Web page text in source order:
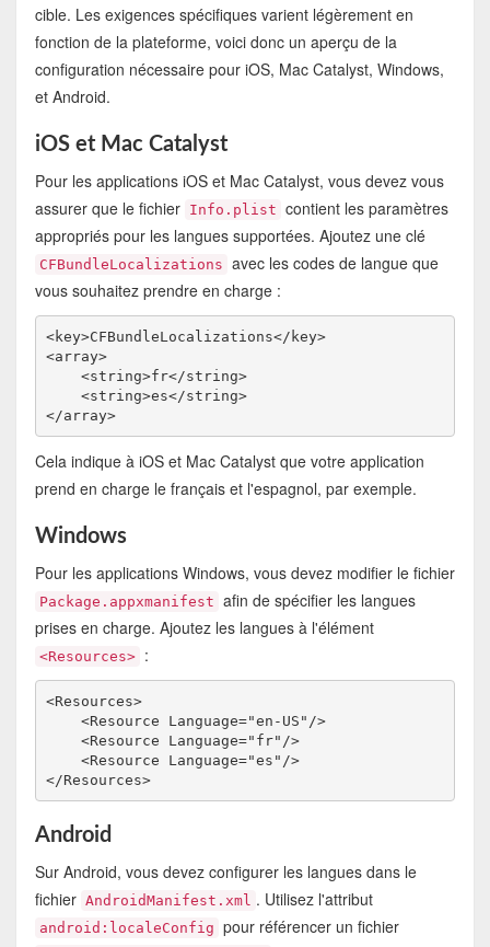
cible. Les exigences spécifiques varient légèrement en
fonction de la plateforme, voici donc un aperçu de la
configuration nécessaire pour iOS, Mac Catalyst, Windows,
et Android.
iOS et Mac Catalyst
Pour les applications iOS et Mac Catalyst, vous devez vous
assurer que le fichier Info.plist contient les paramètres
appropriés pour les langues supportées. Ajoutez une clé
CFBundleLocalizations avec les codes de langue que
vous souhaitez prendre en charge :
<key>CFBundleLocalizations</key>
<array>
    <string>fr</string>
    <string>es</string>
Cela indique à iOS et Mac Catalyst que votre application
prend en charge le français et l'espagnol, par exemple.
Windows
Pour les applications Windows, vous devez modifier le fichier
Package.appxmanifest afin de spécifier les langues
prises en charge. Ajoutez les langues à l'élément
<Resources> :
<Resources>
    <Resource Language="en-US"/>
    <Resource Language="fr"/>
    <Resource Language="es"/>
Android
Sur Android, vous devez configurer les langues dans le
fichier AndroidManifest.xml . Utilisez l'attribut
android:localeConfig pour référencer un fichier